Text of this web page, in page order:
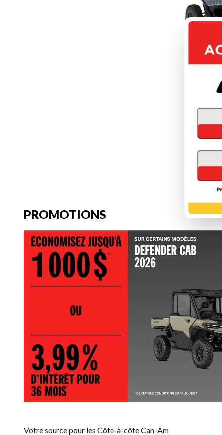
PROMOTIONS
Votre source pour les Côte-à-côte Can-Am